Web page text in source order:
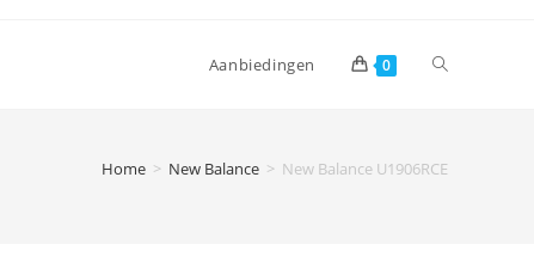
Aanbiedingen 0 Toggle
Home > New Balance > New Balance U1906RCE